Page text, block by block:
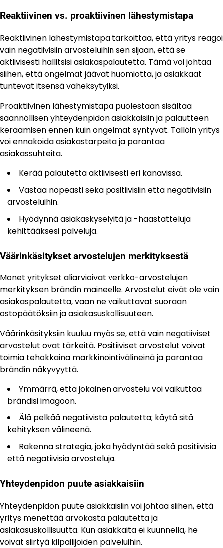
Reaktiivinen vs. proaktiivinen lähestymistapa
Reaktiivinen lähestymistapa tarkoittaa, että yritys reagoi
vain negatiivisiin arvosteluihin sen sijaan, että se
aktiivisesti hallitsisi asiakaspalautetta. Tämä voi johtaa
siihen, että ongelmat jäävät huomiotta, ja asiakkaat
tuntevat itsensä väheksytyiksi.
Proaktiivinen lähestymistapa puolestaan sisältää
säännöllisen yhteydenpidon asiakkaisiin ja palautteen
keräämisen ennen kuin ongelmat syntyvät. Tällöin yritys
voi ennakoida asiakastarpeita ja parantaa
asiakassuhteita.
Kerää palautetta aktiivisesti eri kanavissa.
Vastaa nopeasti sekä positiivisiin että negatiivisiin
arvosteluihin.
Hyödynnä asiakaskyselyitä ja -haastatteluja
kehittääksesi palveluja.
Väärinkäsitykset arvostelujen merkityksestä
Monet yritykset aliarvioivat verkko-arvostelujen
merkityksen brändin maineelle. Arvostelut eivät ole vain
asiakaspalautetta, vaan ne vaikuttavat suoraan
ostopäätöksiin ja asiakasuskollisuuteen.
Väärinkäsityksiin kuuluu myös se, että vain negatiiviset
arvostelut ovat tärkeitä. Positiiviset arvostelut voivat
toimia tehokkaina markkinointivälineinä ja parantaa
brändin näkyvyyttä.
Ymmärrä, että jokainen arvostelu voi vaikuttaa
brändisi imagoon.
Älä pelkää negatiivista palautetta; käytä sitä
kehityksen välineenä.
Rakenna strategia, joka hyödyntää sekä positiivisia
että negatiivisia arvosteluja.
Yhteydenpidon puute asiakkaisiin
Yhteydenpidon puute asiakkaisiin voi johtaa siihen, että
yritys menettää arvokasta palautetta ja
asiakasuskollisuutta. Kun asiakkaita ei kuunnella, he
voivat siirtyä kilpailijoiden palveluihin.